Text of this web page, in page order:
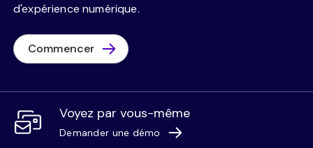
d'expérience numérique.
Commencer
Voyez par vous-même
Demander une démo